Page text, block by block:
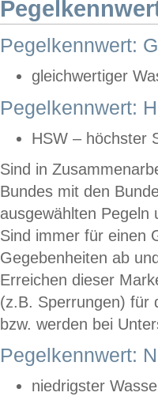
Pegelkennwert:
gleichwertiger
Pegelkennwert:
HSW – höchster
Sind in
Bundes mit den
ausgewählten
Sind immer für einen
Gegebenheiten ab
Erreichen dieser
(z.B. Sperrungen) für
bzw. werden bei
Pegelkennwert:
niedrigster